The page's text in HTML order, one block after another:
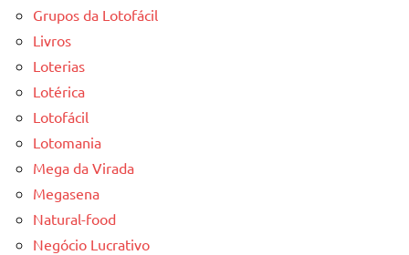
Grupos da Lotofácil
Livros
Loterias
Lotérica
Lotofácil
Lotomania
Mega da Virada
Megasena
Natural-food
Negócio Lucrativo